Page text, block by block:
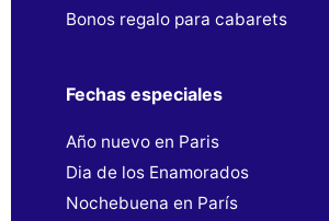
Bonos regalo para cabarets
Fechas especiales
Año nuevo en Paris
Dia de los Enamorados
Nochebuena en París